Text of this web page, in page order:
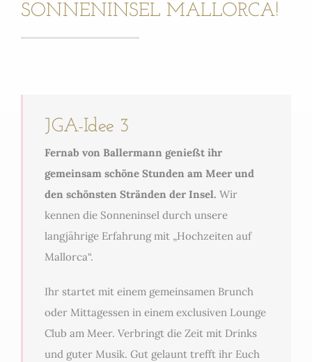
SONNENINSEL MALLORCA!
JGA-Idee 3
Fernab von Ballermann genießt ihr
gemeinsam schöne Stunden am Meer und
den schönsten Stränden der Insel. Wir
kennen die Sonneninsel durch unsere
langjährige Erfahrung mit „Hochzeiten auf
Mallorca“.
Ihr startet mit einem gemeinsamen Brunch
oder Mittagessen in einem exclusiven Lounge
Club am Meer. Verbringt die Zeit mit Drinks
und guter Musik. Gut gelaunt trefft ihr Euch